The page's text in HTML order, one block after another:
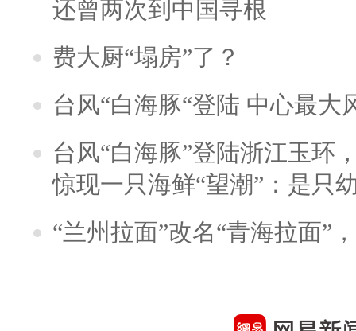
还曾两次到中国寻根
费大厨“塌房”了？
台风“白海豚“登陆 中心最大
台风“白海豚”登陆浙江玉环
惊现一只海鲜“望潮”：是只
“兰州拉面”改名“青海拉面”